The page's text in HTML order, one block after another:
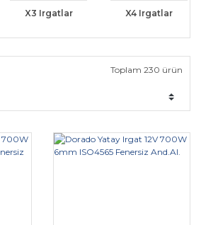
X3 Irgatlar X4 Irgatlar
Toplam 230 ürün